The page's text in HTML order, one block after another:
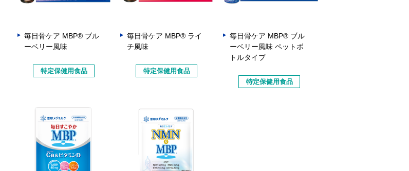
毎日骨ケア MBP® ブル
ーベリー風味
特定保健用食品
毎日骨ケア MBP® ライ
チ風味
特定保健用食品
毎日骨ケア MBP® ブル
ーベリー風味 ペットボ
トルタイプ
特定保健用食品